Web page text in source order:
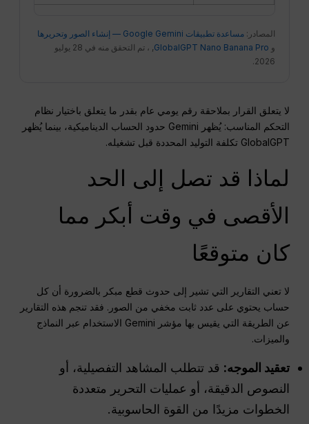
المصادر:مساعدة تطبيقات Google Gemini — إنشاء الصور وتحريرها
و GlobalGPT Nano Banana Pro
, ، تم التحقق منه في 28 يوليو
2026.
لا يتعلق القرار بملاحقة رقم يومي عام بقدر ما يتعلق باختيار نظام
التحكم المناسب: يُظهر Gemini حدود الحساب الديناميكية، بينما يُظهر
GlobalGPT تكلفة التوليد المحددة قبل تشغيله.
لماذا قد تصل إلى الحد
الأقصى في وقت أبكر مما
كان متوقعًا
لا تعني التقارير التي تشير إلى حدوث قطع مبكر بالضرورة أن كل
حساب يحتوي على عدد ثابت مخفي من الصور. فقد تنجم هذه التقارير
عن الطريقة التي يقيس بها مؤشر Gemini الاستخدام عبر النماذج
والميزات.
تعقيد الموجه: قد تتطلب المشاهد التفصيلية، أو
النصوص الدقيقة، أو عمليات التحرير متعددة
الخطوات مزيدًا من القوة الحاسوبية.